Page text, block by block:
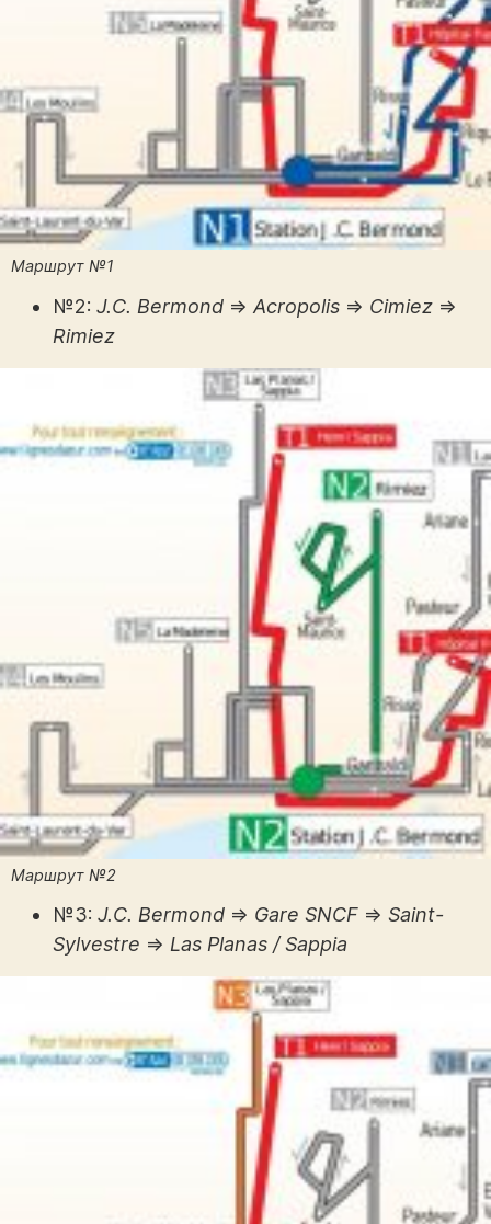
Маршрут №1
№2: J.C. Bermond ⇒ Acropolis ⇒ Cimiez ⇒
Rimiez
Маршрут №2
№3: J.C. Bermond ⇒ Gare SNCF ⇒ Saint-
Sylvestre ⇒ Las Planas / Sappia